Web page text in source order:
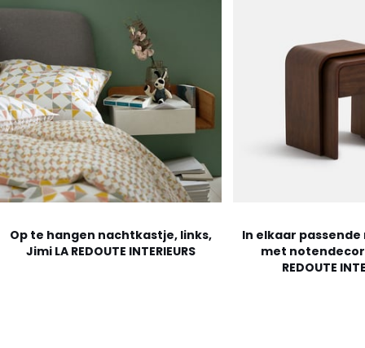
Op te hangen nachtkastje, links,
Jimi LA REDOUTE INTERIEURS
In elkaar
met
REDOUTE